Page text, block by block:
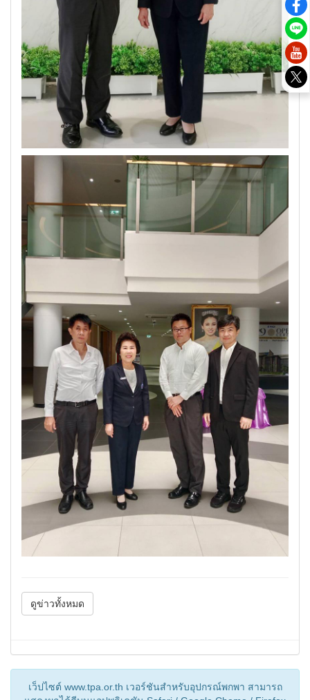
ดูข่าวทั้งหมด
เว็ปไซต์ www.tpa.or.th เวอร์ชันสำหรับอุปกรณ์พกพา สามารถ